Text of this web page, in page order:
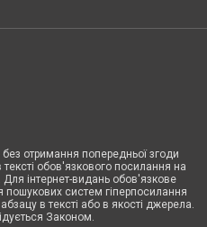
отримання попередньої згоди
обов'язкового посилання на
інтернет-видань обов'язкове
пошукових систем гіперпосилання
в тексті або в якості джерела.
Законом.